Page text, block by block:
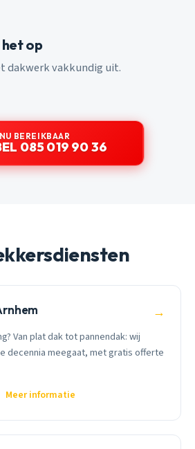
het op
dakwerk vakkundig uit.
BEREIKBAAR
085 019 90 36
→
Van plat dak tot pannendak: wij
decennia meegaat, met gratis offerte
Meer informatie